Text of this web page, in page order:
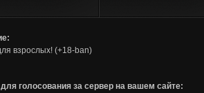
взрослых! (+18-ban)
голосования за сервер на вашем сайте: